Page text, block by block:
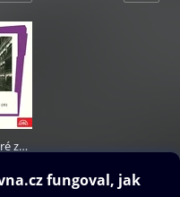
Inscenace, které zaujaly II